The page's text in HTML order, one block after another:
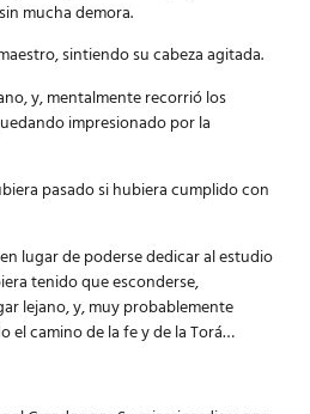
mucha demora.
sintiendo su cabeza agitada.
y, mentalmente recorrió los
impresionado por la
pasado si hubiera cumplido con
lugar de poderse dedicar al estudio
tenido que esconderse,
lejano, y, muy probablemente
el camino de la fe y de la Torá…